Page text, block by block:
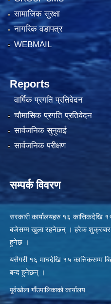
सामाजिक सुरक्षा
नागरिक वडापत्र
WEBMAIL
Reports
वार्षिक प्रगति प्रतिवेदन
चौमासिक प्रगति प्रतिवेदन
सार्वजनिक सुनुवाई
सार्वजनिक परीक्षण
सम्पर्क विवरण
सरकारी कार्यालयहरु १६ कात्तिकदेखि
बजेसम्म खुला रहनेछन् । हरेक
हुनेछ ।
यसैगरी १६ माघदेखि १५ कात्तिकसम्म
बन्द हुनेछन् ।
पूर्वखोला गाँउपालिकाको कार्यालय